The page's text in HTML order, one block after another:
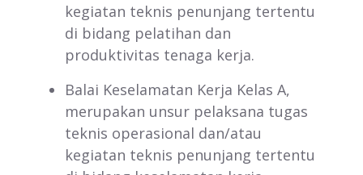
kegiatan teknis penunjang tertentu
di bidang pelatihan dan
produktivitas tenaga kerja.
Balai Keselamatan Kerja Kelas A,
merupakan unsur pelaksana tugas
teknis operasional dan/atau
kegiatan teknis penunjang tertentu